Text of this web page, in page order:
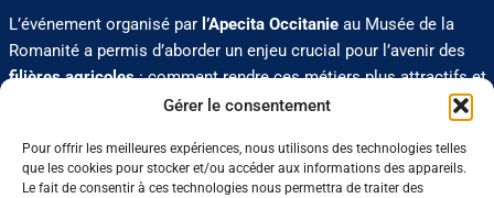
Gérer le consentement
Pour offrir les meilleures expériences, nous utilisons des technologies telles
que les cookies pour stocker et/ou accéder aux informations des appareils.
Le fait de consentir à ces technologies nous permettra de traiter des
L’événement organisé par l’Apecita Occitanieau Musée de la
Romanité a permis d’aborder un enjeu crucial pour l’avenir des
filières agricoles: comment rendre ces métiers plus attractifs et
attirer de nouveaux talents. Grâce aux solutions proposées par
concrètes et desstratégies modernespour dynamiser leurs
campagnes de recrutement et séduire les talents de demain. Une